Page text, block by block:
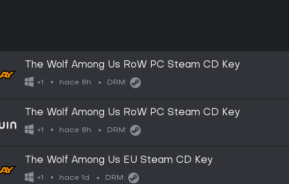
The Wolf Among Us RoW PC Steam CD Key
+1 hace 8h DRM:
The Wolf Among Us RoW PC Steam CD Key
+1 hace 8h DRM:
The Wolf Among Us EU Steam CD Key
+1 hace 1d DRM: